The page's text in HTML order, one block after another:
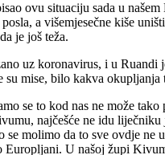
ovu situaciju sada u
a višemjesečne kiše
je još teža.
uz koronavirus, i u
su mise, bilo kakva okupljanja
se to kod nas ne može
najčešće ne idu
se molimo da to sve ovdje
Europljani. U našoj župi